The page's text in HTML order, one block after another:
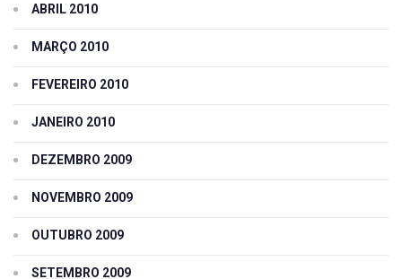
ABRIL 2010
MARÇO 2010
FEVEREIRO 2010
JANEIRO 2010
DEZEMBRO 2009
NOVEMBRO 2009
OUTUBRO 2009
SETEMBRO 2009